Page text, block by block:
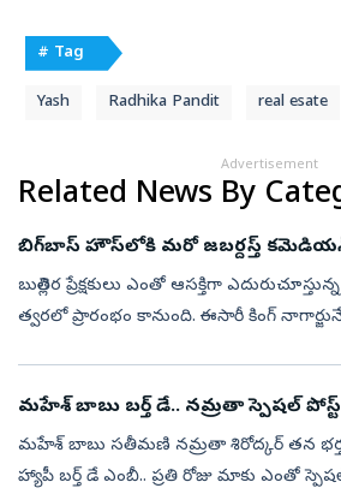
# Tag
Yash Radhika Pandit real esate
Advertisement
Related News By
బిగ్‌బాస్‌ హౌస్‌లోకి మరో జబర్దస్త్‌
బుల్లితెర ప్రేక్షకులు ఎంతో ఆసక్తిగా
త్వరలో ప్రారంభం కానుంది. ఈసారీ కింగ్‌ నాగార్జునే హోస్ట్‌గా
మహేశ్ బాబు బర్త్‌ డే.. నమ్రతా స్పెషల్ పోస్ట్
మహేశ్ బాబు సతీమణి నమ్రతా శిరోద్కర్ తన
హ్యాపీ బర్త్‌ డే ఎంబీ.. ప్రతి రోజు మాకు ఎంతో స్పెషల్‌